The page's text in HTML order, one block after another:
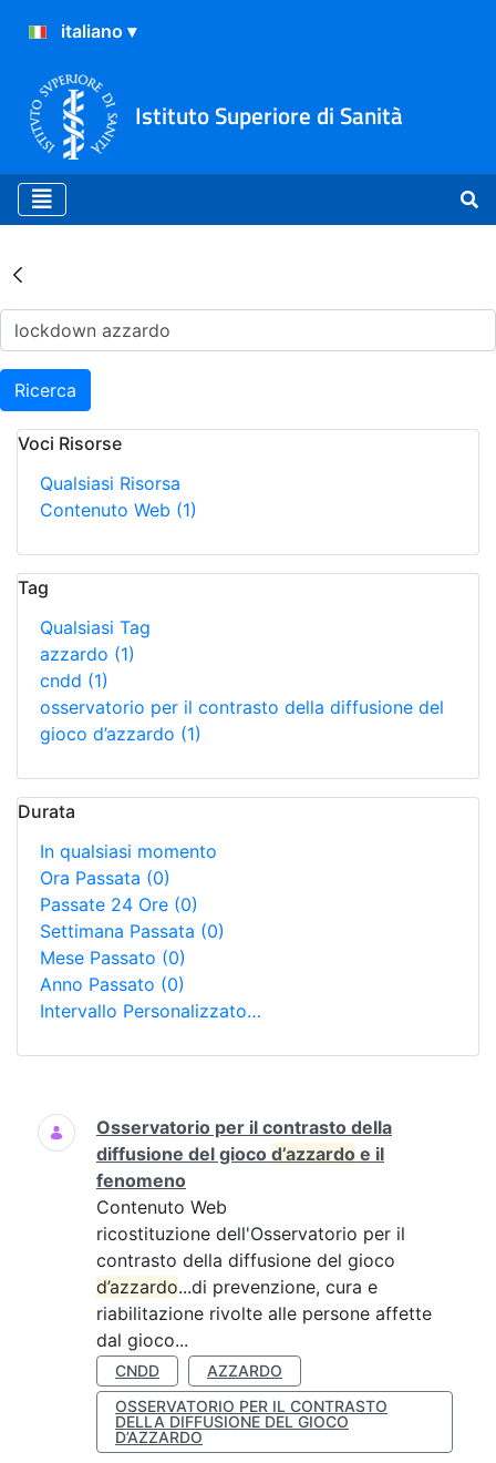
Istituto Superiore di Sanità
Risultati della Ricerca -
Ricerca
Voci Risorse
Qualsiasi Risorsa
Contenuto Web (1)
Tag
Qualsiasi Tag
azzardo (1)
cndd (1)
osservatorio per il contrasto della diffusione del
gioco d’azzardo (1)
Durata
In qualsiasi momento
Ora Passata (0)
Passate 24 Ore (0)
Settimana Passata (0)
Mese Passato (0)
Anno Passato (0)
Intervallo Personalizzato…
Ricerca
Osservatorio per il contrasto della
diffusione del gioco d’azzardo e il
fenomeno
Contenuto Web
ricostituzione dell'Osservatorio per il
contrasto della diffusione del gioco
d’azzardo...di prevenzione, cura e
riabilitazione rivolte alle persone affette
dal gioco...
CNDD
AZZARDO
OSSERVATORIO PER IL CONTRASTO
DELLA DIFFUSIONE DEL GIOCO
D’AZZARDO